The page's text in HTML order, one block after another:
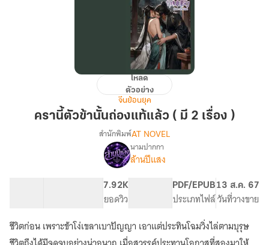
ตัว
เรื่อง
)
โหลด
ตัวอย่าง
จีนย้อนยุค
ครานี้ตัวข้านั้นถ่องแท้แล้ว ( มี 2 เรื่อง )
เรื่อง
ครา
ถ่องแท้
แล้ว
สำนักพิมพ์AT NOVEL
นามปากกา
ล้านปีแสง
7.92K
ยอดวิว
PDF/EPUB
ประเภทไฟล์
13 ส.ค. 67
วันที่วางขาย
ชีวิตก่อน เพราะข้าโง่เขลาเบาปัญญา เอาแต่ประทินโฉมวิ่งไล่ตามบุรุษ